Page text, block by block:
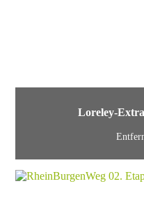
Loreley-